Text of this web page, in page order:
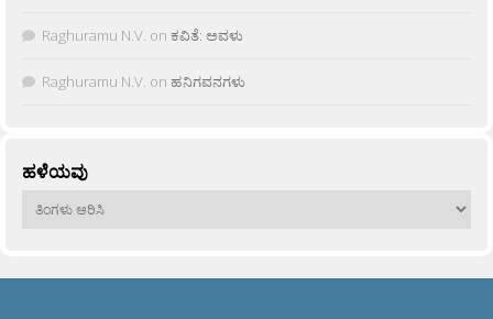
Raghuramu N.V. on ಕವಿತೆ: ಅವಳು
Raghuramu N.V. on ಹನಿಗವನಗಳು
ಹಳೆಯವು
ಹಳೆಯವು